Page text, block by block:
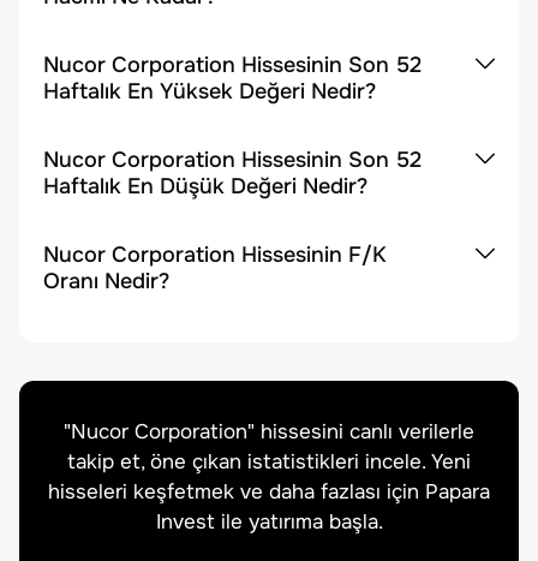
Nucor Corporation Hissesinin Son 52
Haftalık En Yüksek Değeri Nedir?
Nucor Corporation Hissesinin Son 52
Haftalık En Düşük Değeri Nedir?
Nucor Corporation Hissesinin F/K
Oranı Nedir?
"Nucor Corporation" hissesini canlı verilerle
takip et, öne çıkan istatistikleri incele. Yeni
hisseleri keşfetmek ve daha fazlası için Papara
Invest ile yatırıma başla.